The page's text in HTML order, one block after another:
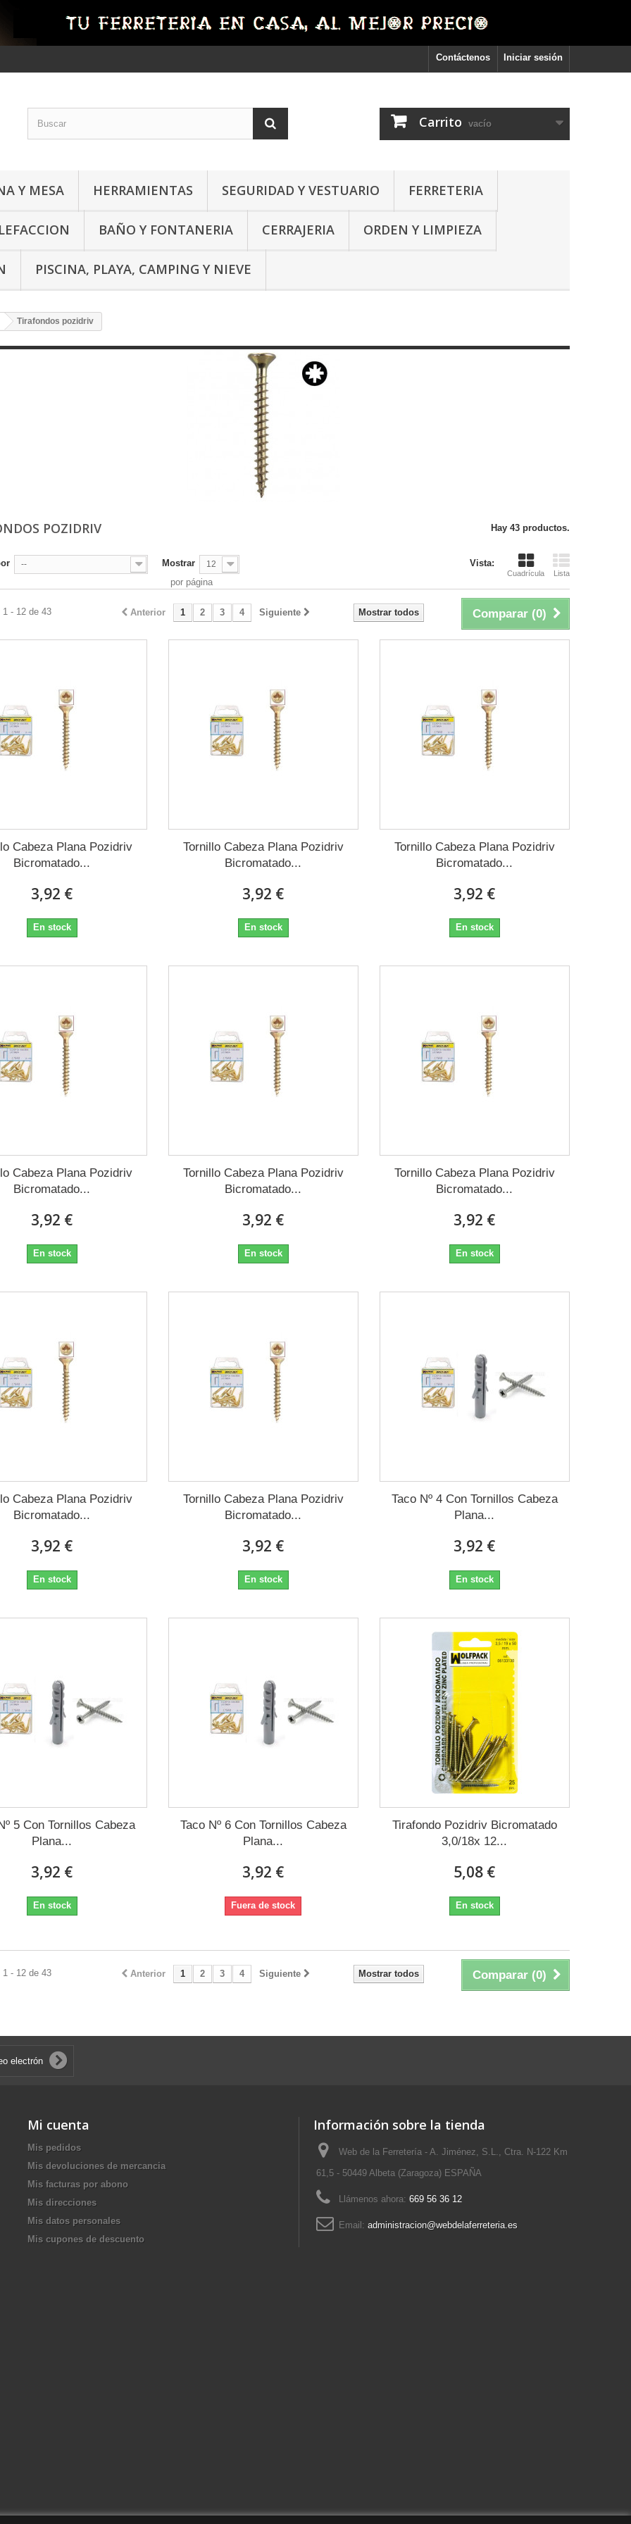
Iniciar sesión
Contáctenos
Carrito vacío
Y MESA HERRAMIENTAS SEGURIDAD Y VESTUARIO FERRETERIA
BAÑO Y FONTANERIA CERRAJERIA ORDEN Y LIMPIEZA
PISCINA, PLAYA, CAMPING Y NIEVE
Tirafondos pozidriv
POZIDRIV Hay 43 productos.
Vista:
Cuadrícula Lista
-- Mostrar 12
por página
Comparar (0)
Mostrar todos
Anterior 1 2 3 4 Siguiente
1 - 12 de 43
Cabeza Plana Pozidriv
Bicromatado...
3,92 €
En stock
Tornillo Cabeza Plana Pozidriv
Bicromatado...
3,92 €
En stock
Tornillo Cabeza Plana Pozidriv
Bicromatado...
3,92 €
En stock
Cabeza Plana Pozidriv
Bicromatado...
3,92 €
En stock
Tornillo Cabeza Plana Pozidriv
Bicromatado...
3,92 €
En stock
Tornillo Cabeza Plana Pozidriv
Bicromatado...
3,92 €
En stock
Cabeza Plana Pozidriv
Bicromatado...
3,92 €
En stock
Tornillo Cabeza Plana Pozidriv
Bicromatado...
3,92 €
En stock
Taco Nº 4 Con Tornillos Cabeza
Plana...
3,92 €
En stock
5 Con Tornillos Cabeza
Plana...
3,92 €
En stock
Taco Nº 6 Con Tornillos Cabeza
Plana...
3,92 €
Fuera de stock
Tirafondo Pozidriv Bicromatado
3,0/18x 12...
5,08 €
En stock
Comparar (0)
Mostrar todos
Anterior 1 2 3 4 Siguiente
1 - 12 de 43
Mi cuenta
Mis pedidos
Mis devoluciones de mercancia
Mis facturas por abono
Mis direcciones
Mis datos personales
Mis cupones de descuento
Información sobre la tienda
Web de la Ferretería - A. Jiménez, S.L., Ctra. N-122 Km
61,5 - 50449 Albeta (Zaragoza) ESPAÑA
Llámenos ahora: 669 56 36 12
Email: administracion@webdelaferreteria.es